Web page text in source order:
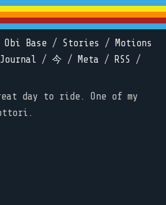
Obi Base / Stories /
Motions
/ 今 / Meta / RSS /
day to ride. One of my